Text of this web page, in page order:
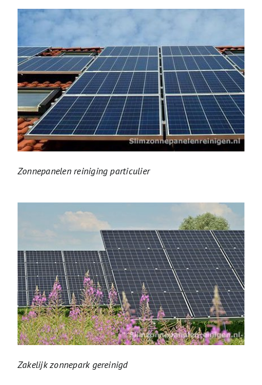
Zonnepanelen reiniging particulier
Zakelijk zonnepark gereinigd